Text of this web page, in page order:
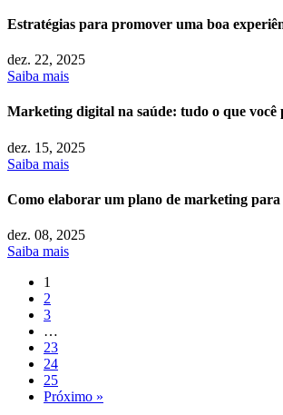
Estratégias para promover uma boa
dez. 22, 2025
Saiba mais
Marketing digital na saúde: tudo o que você
dez. 15, 2025
Saiba mais
Como elaborar um plano de marketing para
dez. 08, 2025
Saiba mais
1
2
3
…
23
24
25
Próximo »